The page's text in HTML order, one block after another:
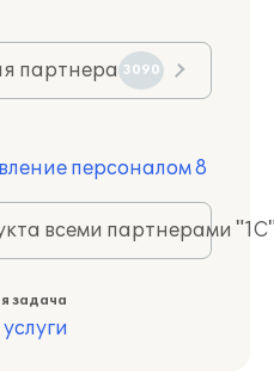
партнера 3090
персоналом 8
всеми партнерами
задача